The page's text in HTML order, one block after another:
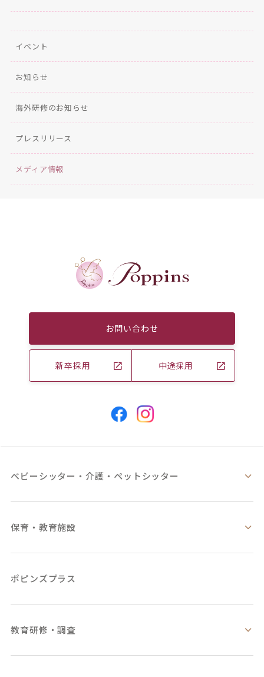
イベント
お知らせ
海外研修のお知らせ
プレスリリース
メディア情報
お問い合わせ
新卒採用 中途採用
ベビーシッター・介護・ペットシッター
保育・教育施設
ポピンズプラス
教育研修・調査